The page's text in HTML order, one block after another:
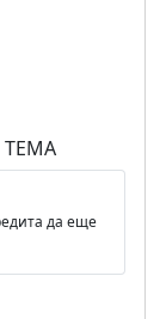
ТЕМА
да еще